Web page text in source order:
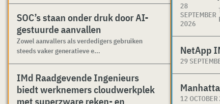
SOC’s staan onder druk door AI-
gestuurde aanvallen
Zowel aanvallers als verdedigers gebruiken
steeds vaker generatieve e...
IMd Raadgevende Ingenieurs
biedt werknemers cloudwerkplek
28
SEPTEMBER
2026
NetApp
29
12